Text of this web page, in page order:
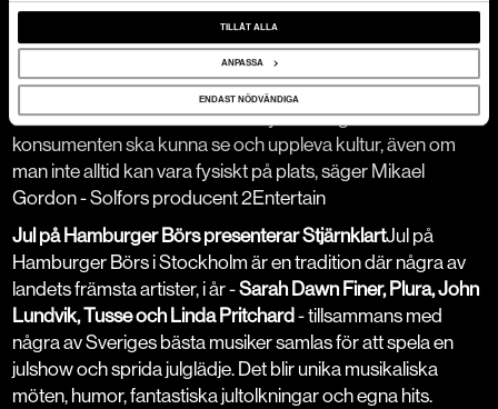
TILLÅT ALLA
ANPASSA
ENDAST NÖDVÄNDIGA
showtic.se/showtictv via partnern ReaktLive.
Sändningslänk köper man på Showtic.se eller
- För oss i kulturbranschen är det en
självklarhet att inte ge upp trots påverkan av pandemin, vi
arbetar hela tiden med att hitta nya lösningar till hur
konsumenten ska kunna se och uppleva kultur, även om
man inte alltid kan vara fysiskt på plats,säger Mikael
Gordon - Solfors producent 2Entertain
Jul på Hamburger Börs presenterar StjärnklartJul på
Hamburger Börs i Stockholm är en tradition där några av
landets främsta artister, i år -Sarah Dawn Finer, Plura, John
Lundvik, Tusse och Linda Pritchard - tillsammans med
några av Sveriges bästa musiker samlas för att spela en
julshow och sprida julglädje. Det blir unika musikaliska
möten, humor, fantastiska jultolkningar och egna hits.